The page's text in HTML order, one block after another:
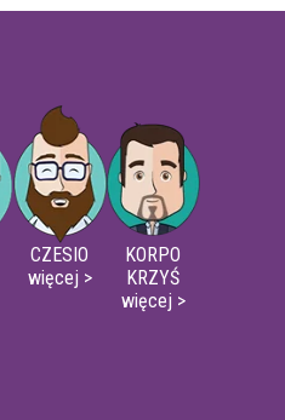
CZESIO
więcej >
KORPO
KRZYŚ
więcej >